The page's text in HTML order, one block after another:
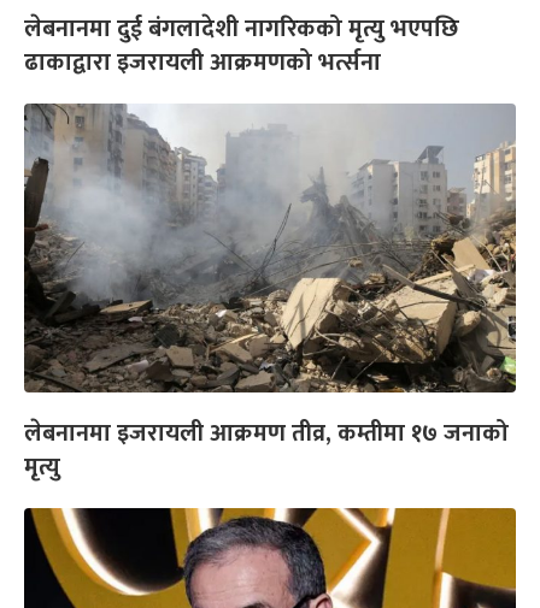
लेबनानमा दुई बंगलादेशी नागरिकको मृत्यु भएपछि
ढाकाद्वारा इजरायली आक्रमणको भर्त्सना
लेबनानमा इजरायली आक्रमण तीव्र, कम्तीमा १७ जनाको
मृत्यु